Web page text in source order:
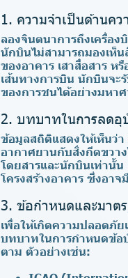
1. ความจำเป็นด้านค
ลองจินตนาการถึงเครื่อ
นักบินไม่สามารถมองเห็
ของอาคาร เสาสื่อสาร ห
เส้นทางการบิน นักบินจะ
ของการชนได้อย่างมหาศ
2. บทบาทในการลดอุ
ข้อมูลสถิติแสดงให้เห็นว่
อากาศยานกับสิ่งกีดขวา
โดยสารและนักบินเท่านั้
โครงสร้างอาคาร ซึ่งอา
3. ข้อกำหนดและมาต
เพื่อให้เกิดความปลอดภัย
บทบาทในการกำหนดข้อ
ตาม ตัวอย่างเช่น: